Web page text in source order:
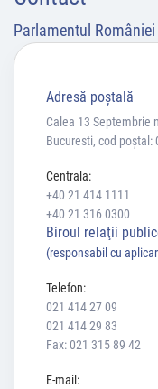
Parlamentul României
Adresă poştală
Calea 13 Septembrie
Bucuresti, cod poștal:
Centrala:
+40 21 414 1111
+40 21 316 0300
Biroul relaţii
(responsabil cu
Telefon:
021 414 27 09
021 414 29 83
Fax: 021 315 89 42
E-mail: